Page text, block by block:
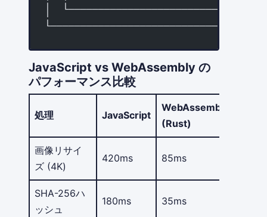
│  └───────────────────────────────┘
JavaScript vs WebAssembly の
パフォーマンス比較
処理 JavaScript
WebAssembly
(Rust)
画像リサイ
ズ (4K)
420ms 85ms
SHA-256ハ
ッシュ
180ms 35ms